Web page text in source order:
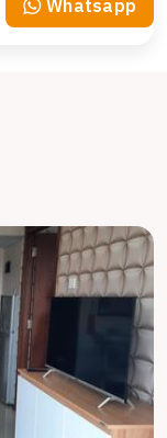
Whatsapp